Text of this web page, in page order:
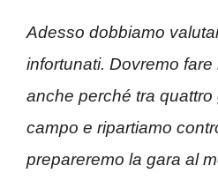
Adesso dobbiamo
infortunati. Dovremo fare
anche perché tra quattro
campo e ripartiamo
prepareremo la gara al